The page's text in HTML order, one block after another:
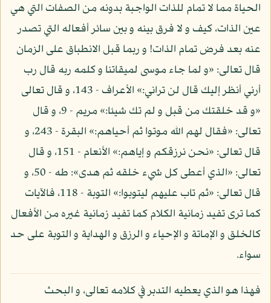
الحياة مما لا تمام للذات الواجبة بدونه من الصفات التي هي
عين الذات، كيف و لا فرق بينه و بين سائر أفعاله التي تصدر
عنه بعد فرض تمام الذات! و ربما قبل الانطباق على الزمان
قال تعالى: «و لما جاء موسى لميقاتنا و كلمه ربه قال رب
أرني أنظر إليك قال لن تراني:» الأعراف - 143، و قال تعالى
«و قد خلقتك من قبل و لم تك شيئا:» مريم - 9، و قال
تعالى: «فقال لهم الله موتوا ثم أحياهم:» البقرة - 243، و
قال تعالى: «نحن نرزقكم و إياهم:» الأنعام - 151، و قال
تعالى: «الذي أعطى كل شيء خلقه ثم هدى»: طه - 50، و
قال تعالى: «ثم تاب عليهم ليتوبوا:» التوبة - 118، فالآيات
كما ترى تفيد زمانية الكلام كما تفيد زمانية غيره من الأفعال
كالخلق و الإماتة و الإحياء و الرزق و الهداية و التوبة على حد
سواء.
فهذا هو الذي يعطيه التدبر في كلامه تعالى، و البحث